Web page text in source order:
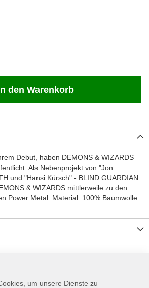
den Warenkorb
Debut, haben DEMONS & WIZARDS
Als Nebenprojekt von "Jon
und "Hansi Kürsch" - BLIND GUARDIAN
& WIZARDS mittlerweile zu den
Power Metal. Material: 100% Baumwolle
gekauft:
um unsere Dienste zu